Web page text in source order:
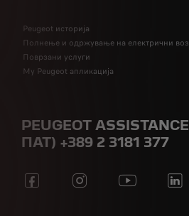
Peugeot историја
Полнење и одржување на електрични
Поврзани услуги
My Peugeot апликација
PEUGEOT
ПАТ) +389 2 3181 377